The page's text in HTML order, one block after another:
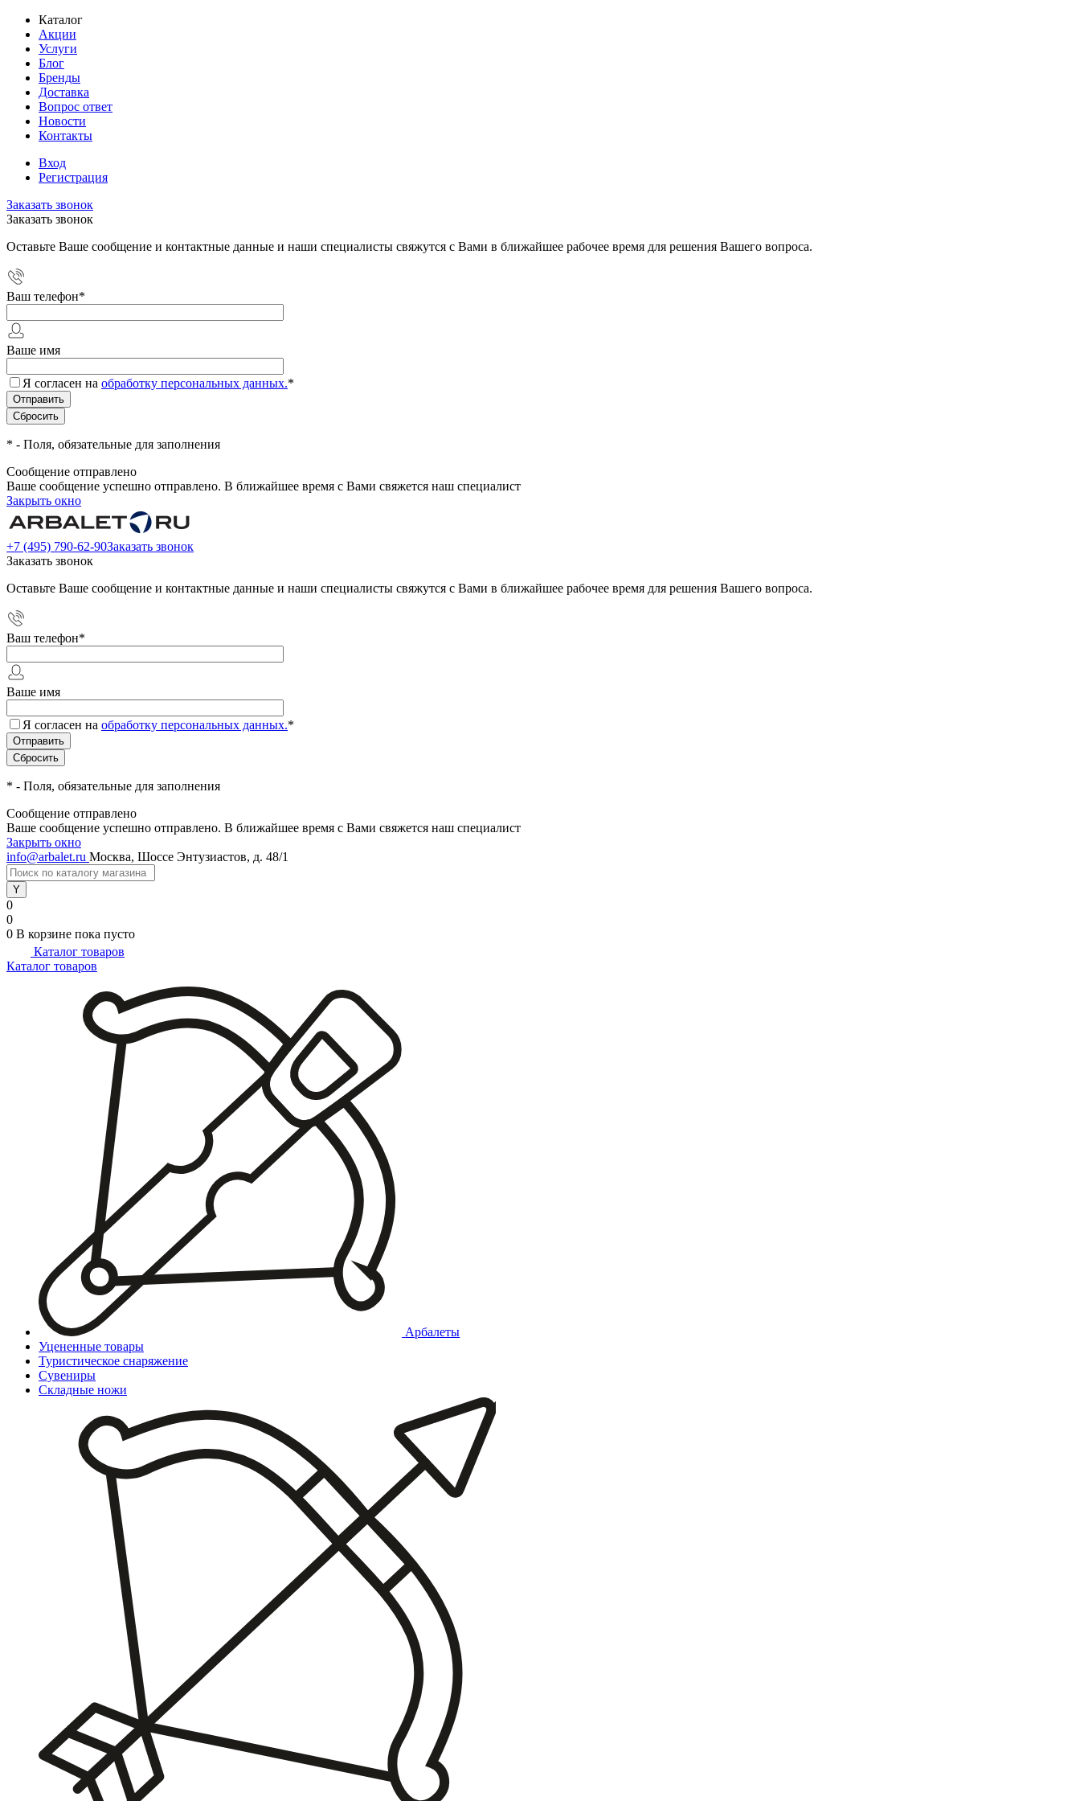
Каталог
Акции
Услуги
Блог
Бренды
Доставка
Вопрос ответ
Новости
Контакты
Вход
Регистрация
Заказать звонок
Заказать звонок
Оставьте Ваше сообщение и контактные данные и наши специалисты свяжутся с Вами в ближайшее рабочее время для решения Вашего вопроса.
Ваш телефон*
Ваше имя
Я согласен на обработку персональных данных.*
* - Поля, обязательные для заполнения
Сообщение отправлено
Ваше сообщение успешно отправлено. В ближайшее время с Вами свяжется наш специалист
Закрыть окно
+7 (495) 790-62-90Заказать звонок
Заказать звонок
Оставьте Ваше сообщение и контактные данные и наши специалисты свяжутся с Вами в ближайшее рабочее время для решения Вашего вопроса.
Ваш телефон*
Ваше имя
Я согласен на обработку персональных данных.*
* - Поля, обязательные для заполнения
Сообщение отправлено
Ваше сообщение успешно отправлено. В ближайшее время с Вами свяжется наш специалист
Закрыть окно
info@arbalet.ru Москва, Шоссе Энтузиастов, д. 48/1
0
0
0 В корзине пока пусто
Каталог товаров
Каталог товаров
Арбалеты
Уцененные товары
Туристическое снаряжение
Сувениры
Складные ножи